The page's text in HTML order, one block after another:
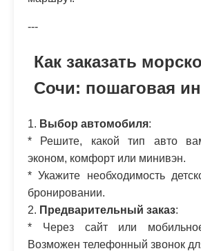
---
Как заказать
Сочи: пошаговая
1. Выбор автомобиля:
* Решите, какой тип авто
эконом, комфорт или минивэн.
* Укажите необходимость
бронировании.
2. Предварительный заказ:
* Через сайт или
Возможен телефонный звонок